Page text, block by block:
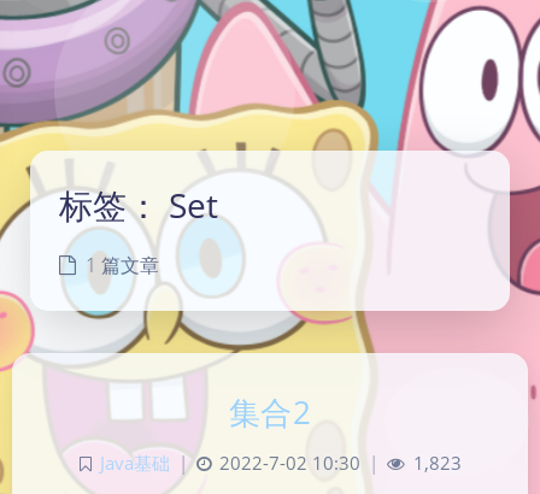
标签：Set
1 篇文章
集合2
Java基础 | 2022-7-02 10:30 1,823